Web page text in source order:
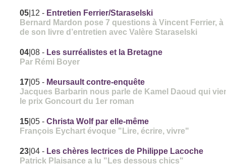
05 |12 - Entretien Ferrier/Staraselski
Bernard Mardon pose 7 questions à Vincent Ferrier,
de son livre d’entretien avec Valère Staraselski
04 |08 - Les surréalistes et la Bretagne
Par Rémi Boyer
17 |05 - Meursault contre-enquête
Jacques Barbarin nous parle de Kamel Daoud qui
le prix Goncourt du 1er roman
15 |05 -Christa Wolf par elle-même
François Eychart évoque "Lire, écrire, vivre"
23 |04 - Les chères lectrices de Philippe Lacoche
Patrick Plaisance a lu "Les dessous chics"